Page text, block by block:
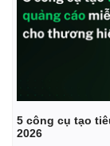
5 công cụ tạo
2026